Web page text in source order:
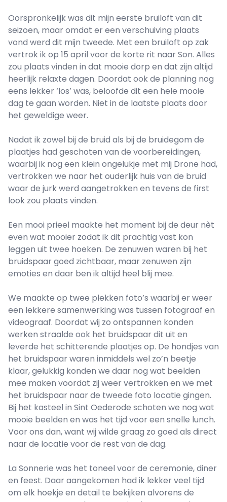
Oorspronkelijk was dit mijn eerste bruiloft van dit
seizoen, maar omdat er een verschuiving plaats
vond werd dit mijn tweede. Met een bruiloft op zak
vertrok ik op 15 april voor de korte rit naar Son. Alles
zou plaats vinden in dat mooie dorp en dat zijn altijd
heerlijk relaxte dagen. Doordat ook de planning nog
eens lekker ‘los’ was, beloofde dit een hele mooie
dag te gaan worden. Niet in de laatste plaats door
het geweldige weer.
Nadat ik zowel bij de bruid als bij de bruidegom de
plaatjes had geschoten van de voorbereidingen,
waarbij ik nog een klein ongelukje met mij Drone had,
vertrokken we naar het ouderlijk huis van de bruid
waar de jurk werd aangetrokken en tevens de first
look zou plaats vinden.
Een mooi prieel maakte het moment bij de deur nèt
even wat mooier zodat ik dit prachtig vast kon
leggen uit twee hoeken. De zenuwen waren bij het
bruidspaar goed zichtbaar, maar zenuwen zijn
emoties en daar ben ik altijd heel blij mee.
We maakte op twee plekken foto’s waarbij er weer
een lekkere samenwerking was tussen fotograaf en
videograaf. Doordat wij zo ontspannen konden
werken straalde ook het bruidspaar dit uit en
leverde het schitterende plaatjes op. De hondjes van
het bruidspaar waren inmiddels wel zo’n beetje
klaar, gelukkig konden we daar nog wat beelden
mee maken voordat zij weer vertrokken en we met
het bruidspaar naar de tweede foto locatie gingen.
Bij het kasteel in Sint Oederode schoten we nog wat
mooie beelden en was het tijd voor een snelle lunch.
Voor ons dan, want wij wilde graag zo goed als direct
naar de locatie voor de rest van de dag.
La Sonnerie was het toneel voor de ceremonie, diner
en feest. Daar aangekomen had ik lekker veel tijd
om elk hoekje en detail te bekijken alvorens de